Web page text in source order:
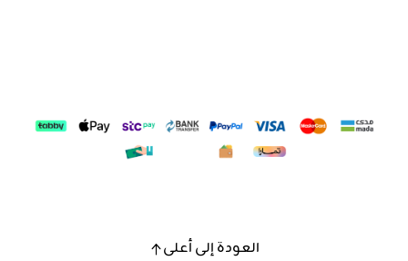
العودة إلى أعلى